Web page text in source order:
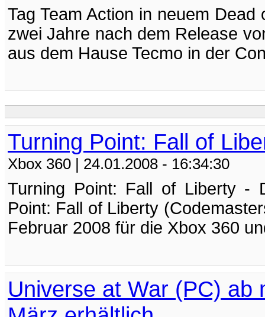
Tag Team Action in neuem
zwei Jahre nach dem Release
aus dem Hause Tecmo in der
Turning Point: Fall of
Xbox 360 | 24.01.2008 - 16:34:30
Turning Point: Fall of Liberty -
Point: Fall of Liberty
Februar 2008 für die Xbox 360
Universe at War (PC) ab